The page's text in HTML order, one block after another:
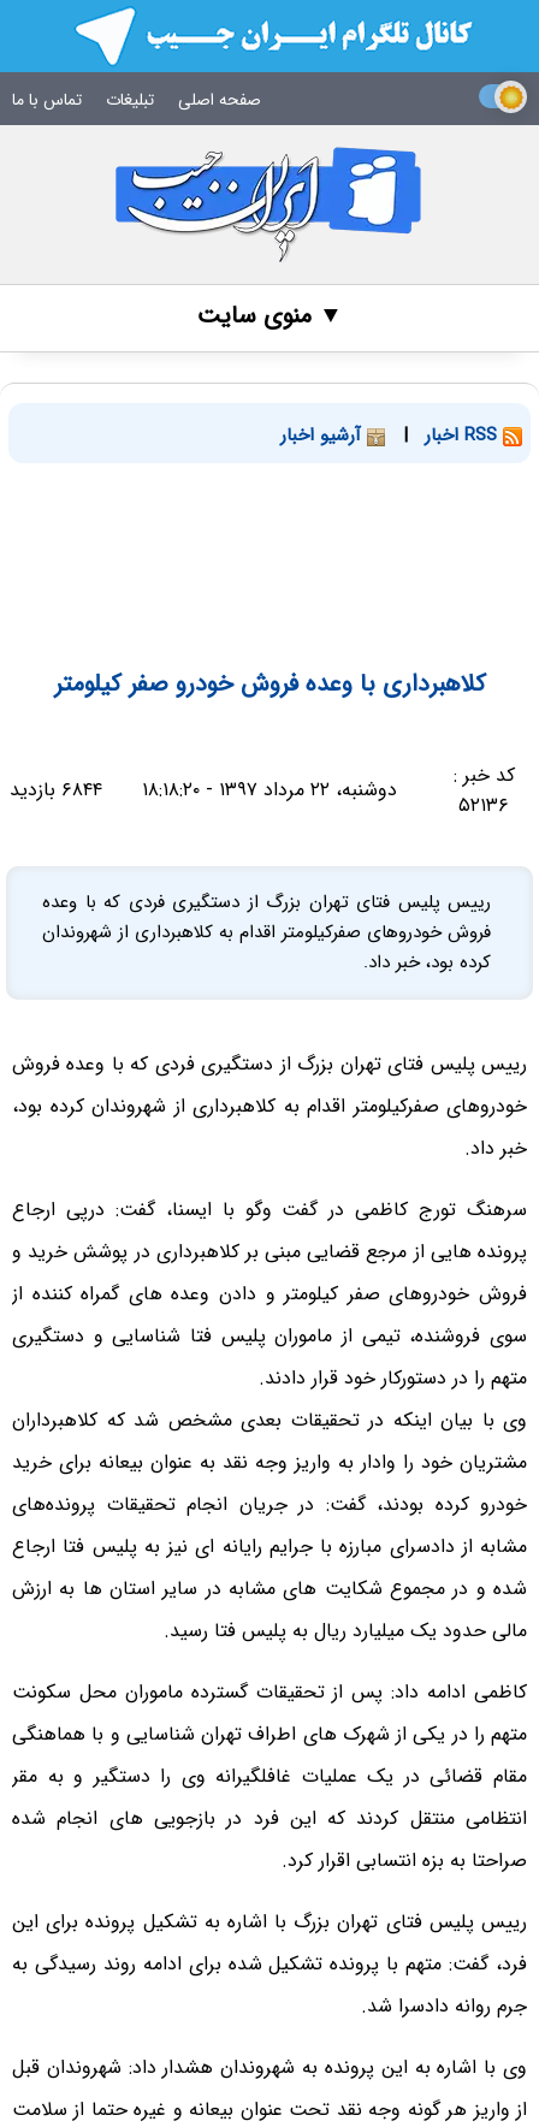
صفحه اصلی تبلیغات تماس با ما
▼ منوی سایت
| آرشیو اخبار
کلاهبرداری با وعده فروش خودرو صفر کیلومتر
کد خبر :
۵۲۱۳۶
دوشنبه، ۲۲ مرداد ۱۳۹۷ - ۱۸:۱۸:۲۰ ۶۸۴۴ بازدید
رییس پلیس فتای تهران بزرگ از دستگیری فردی که با وعده
فروش خودروهای صفرکیلومتر اقدام به کلاهبرداری از شهروندان
کرده بود، خبر داد.
رییس پلیس فتای تهران بزرگ از دستگیری فردی که با وعده فروش
خودروهای صفرکیلومتر اقدام به کلاهبرداری از شهروندان کرده بود،
خبر داد.
سرهنگ تورج کاظمی در گفت وگو با ایسنا، گفت: درپی ارجاع
پرونده هایی از مرجع قضایی مبنی بر کلاهبرداری در پوشش خرید و
فروش خودروهای صفر کیلومتر و دادن وعده های گمراه کننده از
سوی فروشنده، تیمی از ماموران پلیس فتا شناسایی و دستگیری
متهم را در دستورکار خود قرار دادند.
وی با بیان اینکه در تحقیقات بعدی مشخص شد که کلاهبرداران
مشتریان خود را وادار به واریز وجه نقد به عنوان بیعانه برای خرید
خودرو کرده بودند، گفت: در جریان انجام تحقیقات پرونده‌های
مشابه از دادسرای مبارزه با جرایم رایانه ای نیز به پلیس فتا ارجاع
شده و در مجموع شکایت های مشابه در سایر استان ها به ارزش
مالی حدود یک میلیارد ریال به پلیس فتا رسید.
کاظمی ادامه داد: پس از تحقیقات گسترده ماموران محل سکونت
متهم را در یکی از شهرک های اطراف تهران شناسایی و با هماهنگی
مقام قضائی در یک عملیات غافلگیرانه وی را دستگیر و به مقر
انتظامی منتقل کردند که این فرد در بازجویی های انجام شده
صراحتا به بزه انتسابی اقرار کرد.
رییس پلیس فتای تهران بزرگ با اشاره به تشکیل پرونده برای این
فرد، گفت: متهم با پرونده تشکیل شده برای ادامه روند رسیدگی به
جرم روانه دادسرا شد.
وی با اشاره به این پرونده به شهروندان هشدار داد: شهروندان قبل
از واریز هر گونه وجه نقد تحت عنوان بیعانه و غیره حتما از سلامت